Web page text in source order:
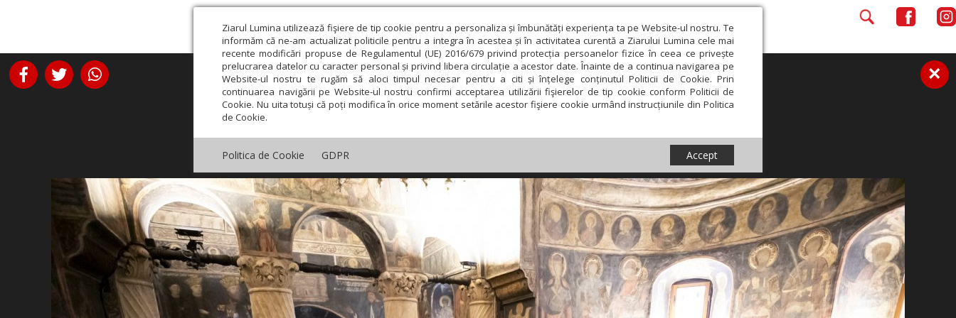
Ziarul Lumina utilizează fişiere de tip cookie pentru a personaliza și îmbunătăți experiența ta pe Website-ul nostru. Te
informăm că ne-am actualizat politicile pentru a integra în acestea și în activitatea curentă a Ziarului Lumina cele mai
recente modificări propuse de Regulamentul (UE) 2016/679 privind protecția persoanelor fizice în ceea ce privește
prelucrarea datelor cu caracter personal și privind libera circulație a acestor date. Înainte de a continua navigarea pe
Website-ul nostru te rugăm să aloci timpul necesar pentru a citi și înțelege conținutul Politicii de Cookie. Prin
continuarea navigării pe Website-ul nostru confirmi acceptarea utilizării fişierelor de tip cookie conform Politicii de
Cookie. Nu uita totuși că poți modifica în orice moment setările acestor fişiere cookie urmând instrucțiunile din Politica
de Cookie.
Politica de Cookie GDPR Accept
×